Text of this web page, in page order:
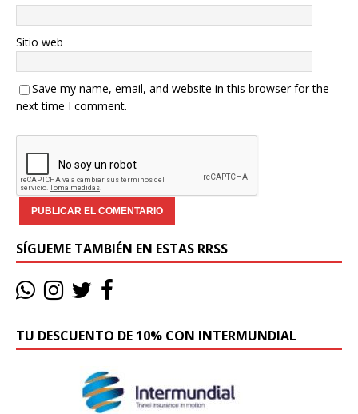
Sitio web
Save my name, email, and website in this browser for the
next time I comment.
SÍGUEME TAMBIÉN EN ESTAS RRSS
TU DESCUENTO DE 10% CON INTERMUNDIAL